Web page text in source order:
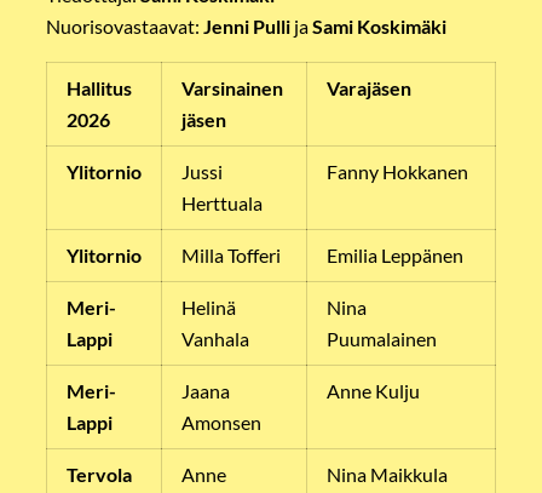
Nuorisovastaavat: Jenni PullijaSami Koskimäki
Hallitus
2026
Varsinainen
jäsen
Varajäsen
Ylitornio
Jussi
Herttuala
Fanny Hokkanen
Ylitornio Milla Tofferi Emilia Leppänen
Meri-
Lappi
Helinä
Vanhala
Nina
Puumalainen
Meri-
Lappi
Jaana
Amonsen
Anne Kulju
Tervola
Anne
Nina Maikkula